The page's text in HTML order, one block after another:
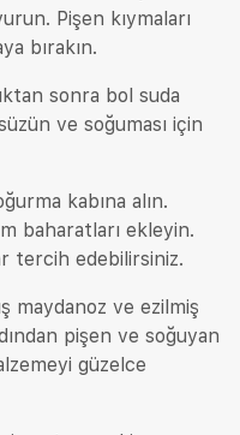
Pişen kıymaları
bırakın.
sonra bol suda
ve soğuması için
kabına alın.
baharatları ekleyin.
tercih edebilirsiniz.
maydanoz ve ezilmiş
pişen ve soğuyan
güzelce